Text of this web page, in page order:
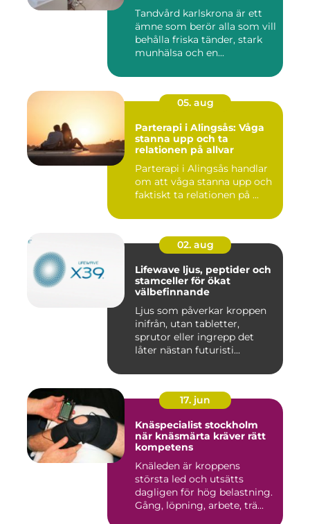
Tandvård karlskrona är ett
ämne som berör alla som vill
behålla friska tänder, stark
munhälsa och en...
05. aug
Parterapi i Alingsås: Våga
stanna upp och ta
relationen på allvar
Parterapi i Alingsås handlar
om att våga stanna upp och
faktiskt ta relationen på ...
02. aug
Lifewave ljus, peptider och
stamceller för ökat
välbefinnande
Ljus som påverkar kroppen
inifrån, utan tabletter,
sprutor eller ingrepp det
låter nästan futuristi...
17. jun
Knäspecialist stockholm
när knäsmärta kräver rätt
kompetens
Knäleden är kroppens
största led och utsätts
dagligen för hög belastning.
Gång, löpning, arbete, trä...